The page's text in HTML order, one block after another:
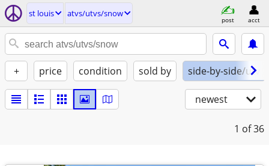
st louis atvs/utvs/snow
post acct
+ price condition sold by side-by-side/utv
newest
1 of 36